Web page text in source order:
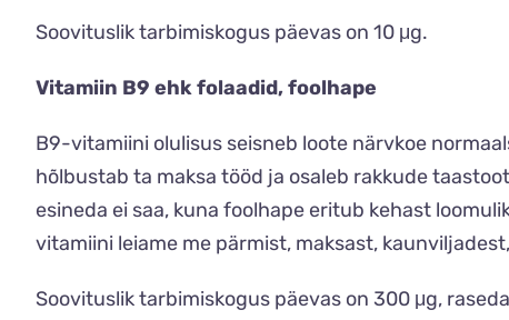
Soovituslik tarbimiskogus päevas on 10 μg.
Vitamiin B9 ehk folaadid, foolhape
B9-vitamiini olulisus seisneb loote närvkoe
hõlbustab ta maksa tööd ja osaleb rakkude
esineda ei saa, kuna foolhape eritub kehast
vitamiini leiame me pärmist, maksast,
Soovituslik tarbimiskogus päevas on 300 μg,